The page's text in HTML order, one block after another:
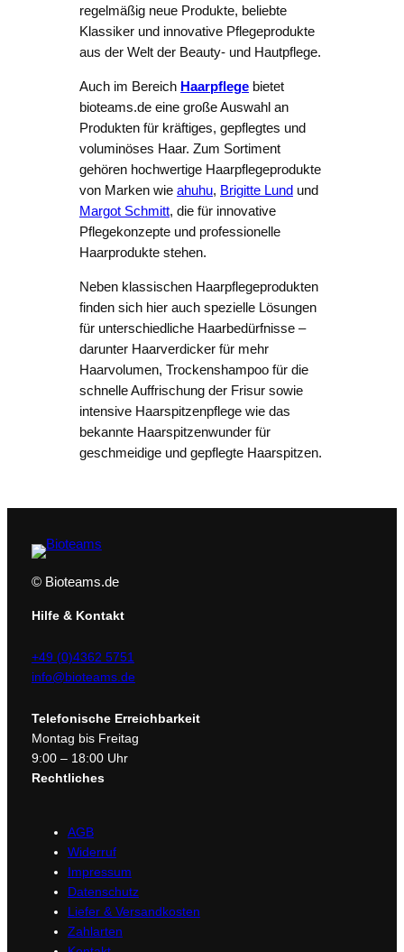
regelmäßig neue Produkte, beliebte
Klassiker und innovative Pflegeprodukte
aus der Welt der Beauty- und Hautpflege.
Auch im Bereich Haarpflege bietet
bioteams.de eine große Auswahl an
Produkten für kräftiges, gepflegtes und
voluminöses Haar. Zum Sortiment
gehören hochwertige Haarpflegeprodukte
von Marken wie ahuhu, Brigitte Lund und
Margot Schmitt, die für innovative
Pflegekonzepte und professionelle
Haarprodukte stehen.
Neben klassischen Haarpflegeprodukten
finden sich hier auch spezielle Lösungen
für unterschiedliche Haarbedürfnisse –
darunter Haarverdicker für mehr
Haarvolumen, Trockenshampoo für die
schnelle Auffrischung der Frisur sowie
intensive Haarspitzenpflege wie das
bekannte Haarspitzenwunder für
geschmeidige und gepflegte Haarspitzen.
© Bioteams.de
Hilfe & Kontakt
+49 (0)4362 5751
info@bioteams.de
Telefonische Erreichbarkeit
Montag bis Freitag
9:00 – 18:00 Uhr
Rechtliches
AGB
Widerruf
Impressum
Datenschutz
Liefer & Versandkosten
Zahlarten